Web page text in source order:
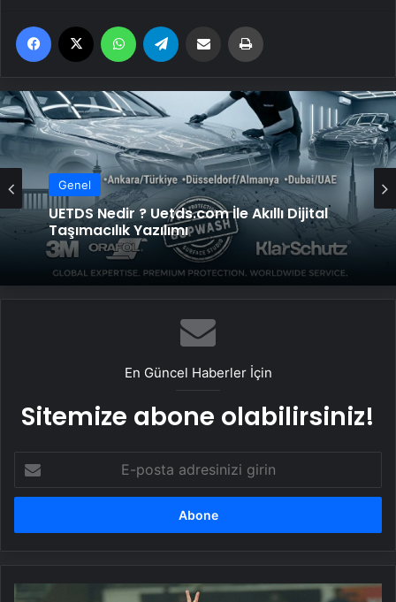
Facebook WhatsApp Email'den paylaş
Genel
UETDS Nedir ? Uetds.com İle Akıllı Dijital
Taşımacılık Yazılımı
En Güncel Haberler İçin
Sitemize abone olabilirsiniz!
posta
adresinizi